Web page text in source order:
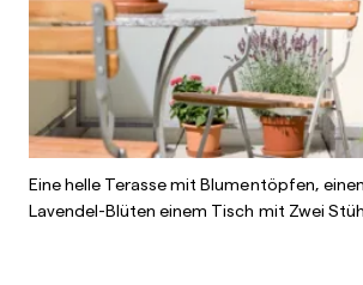
Eine helle Terasse mit Blumentöpfen,
Lavendel-Blüten einem Tisch mit Zwei